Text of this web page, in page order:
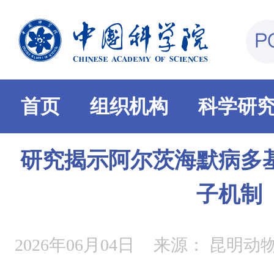
首页 组织机构 科学研
研究揭示阿尔茨海默病多
子机制
2026年06月04日 来源： 昆明动